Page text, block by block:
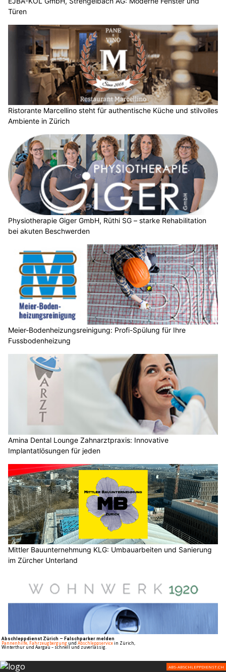
Türen
Ristorante Marcellino steht für authentische Küche und stilvolles
Ambiente in Zürich
Physiotherapie Giger GmbH, Rüthi SG – starke Rehabilitation
bei akuten Beschwerden
Meier-Bodenheizungsreinigung: Profi-Spülung für Ihre
Fussbodenheizung
Amina Dental Lounge Zahnarztpraxis: Innovative
Implantatlösungen für jeden
Mittler Bauunternehmung KLG: Umbauarbeiten und Sanierung
im Zürcher Unterland
Wohnwerk 1920: Moderne Videoüberwachung für Unternehmen
und Gebäude